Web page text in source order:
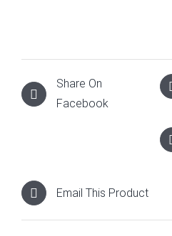
Share On
Facebook
Email This Product